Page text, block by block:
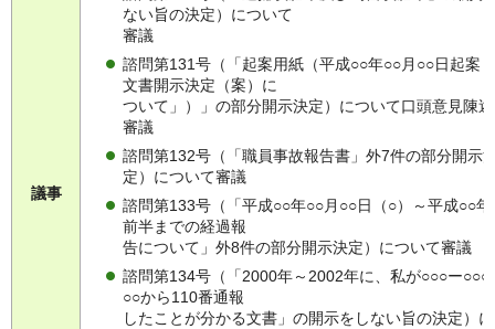
議事
ない旨の決定）について
審議
諮問第131号（「起案用紙（平成○○年○○月○○日起案
文書開示決定（案）に
ついて」）」の部分開示決定）について口頭意見陳
審議
諮問第132号（「職員事故報告書」外7件の部分開示
定）について審議
諮問第133号（「平成○○年○○月○○日（○）～平成○○
前半までの経過報
告について」外8件の部分開示決定）について審議
諮問第134号（「2000年～2002年に、私が○○○ー
○○から110番通報
したことが分かる文書」の開示をしない旨の決定）